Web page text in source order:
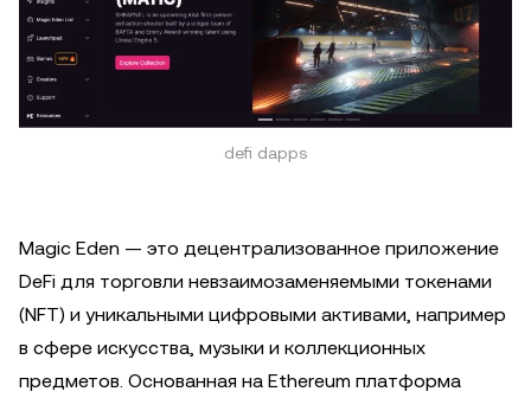
defi dapps
Magic Eden — это децентрализованное приложение
DeFi для торговли невзаимозаменяемыми токенами
(NFT) и уникальными цифровыми активами, например
в сфере искусства, музыки и коллекционных
предметов. Основанная на Ethereum платформа